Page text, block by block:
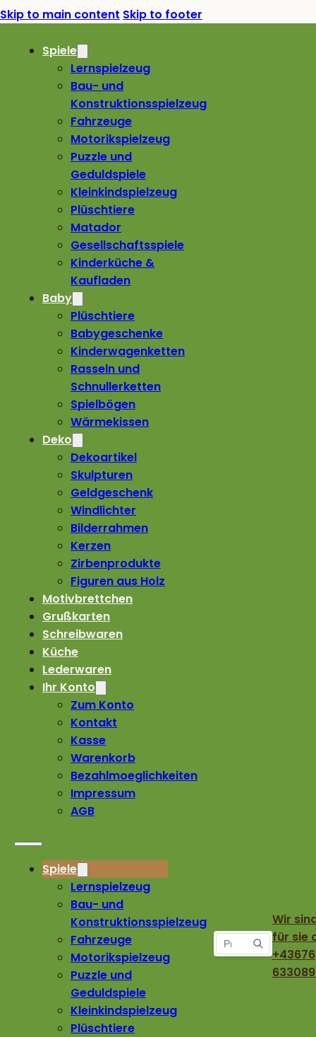
Skip to main content Skip to footer
Spiele
Lernspielzeug
Bau- und
Konstruktionsspielzeug
Fahrzeuge
Motorikspielzeug
Puzzle und
Geduldspiele
Kleinkindspielzeug
Plüschtiere
Matador
Gesellschaftsspiele
Kinderküche &
Kaufladen
Baby
Plüschtiere
Babygeschenke
Kinderwagenketten
Rasseln und
Schnullerketten
Spielbögen
Wärmekissen
Deko
Dekoartikel
Skulpturen
Geldgeschenk
Windlichter
Bilderrahmen
Kerzen
Zirbenprodukte
Figuren aus Holz
Motivbrettchen
Grußkarten
Schreibwaren
Küche
Lederwaren
Ihr Konto
Zum Konto
Kontakt
Kasse
Warenkorb
Bezahlmoeglichkeiten
Impressum
AGB
Spiele
Lernspielzeug
Bau- und
Konstruktionsspielzeug
Fahrzeuge
Motorikspielzeug
Puzzle und
Geduldspiele
Kleinkindspielzeug
Plüschtiere
Wir
für sie
+43676